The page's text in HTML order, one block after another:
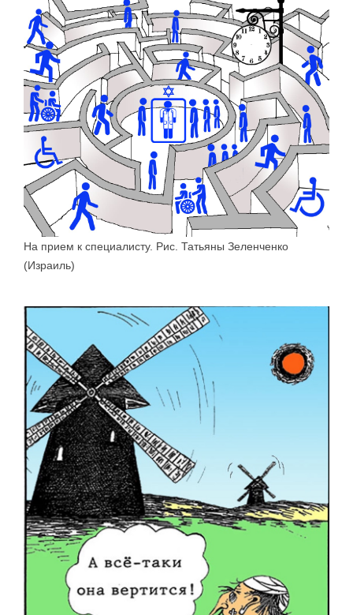
На прием к специалисту. Рис. Татьяны Зеленченко
(Израиль)